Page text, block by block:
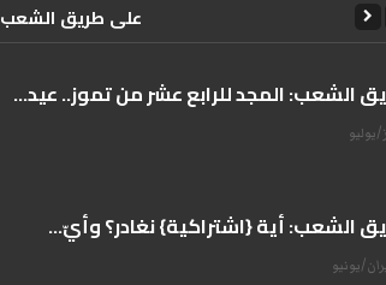
علی طریق الشعب
الشعب: المجد للرابع عشر من تموز.. عيد...
الشعب: أية {اشتراكية} نغادر؟ وأيّ...